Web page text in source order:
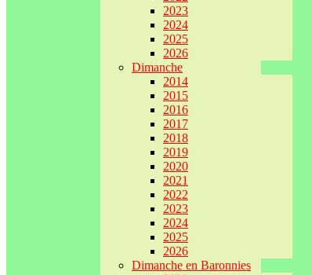
2023
2024
2025
2026
Dimanche
2014
2015
2016
2017
2018
2019
2020
2021
2022
2023
2024
2025
2026
Dimanche en Baronnies